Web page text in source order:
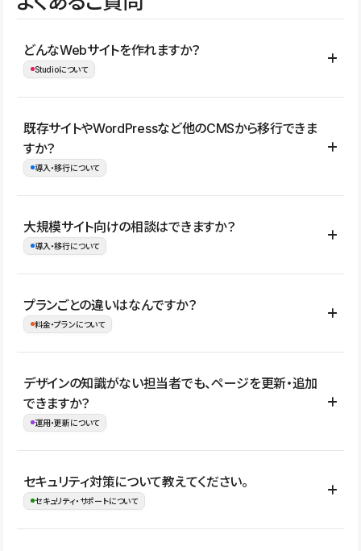
どんなWebサイトを作れますか？
Studioについて
コーポレートサイト、サービスサイト、LP、採用サイト、ブロ
グ・メディア、イベントサイト、店舗・商品紹介サイト、ポートフ
ォリオなど幅広く制作できます。
既存サイトやWordPressなど他のCMSから移行できま
すか？
導入・移行について
はい。既存サイトの構成やコンテンツ、URLを整理したうえで、
Studio上に再構築する形で移行できます。 WordPressの場合は、
イト全体のデザインや設定がそのまま移行されるわけではないた
め、移行後にページ構成やデザイン、CMS設計、URL・リダイレク
大規模サイト向けの相談はできますか？
導入・移行について
はい。アクセス規模が大きいサイトや、複数部門での運用、権限管
理、セキュリティ確認、既存システムとの連携など、個別の要件が
ない段階でも、お問い合わせください。
お問合せはこちら
プランごとの違いはなんですか？
料金・プランについて
公開ページ数、バージョン履歴の期間、CMS利用数の上限、権限
管理の有無などがプランごとに異なります。詳しくは料金プランペ
ージをご覧ください。
デザインの知識がない担当者でも、ページを更新・追加
できますか？
運用・更新について
はい。CMSやコンポーネントを活用して更新範囲を設計しておく
ことで、デザインを崩しにくい状態で運用できます。 さらにコン
セキュリティ対策について教えてください。
セキュリティ・サポートについて